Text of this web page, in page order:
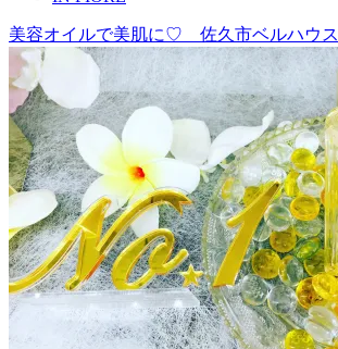
美容オイルで美肌に♡ 佐久市ベルハウス